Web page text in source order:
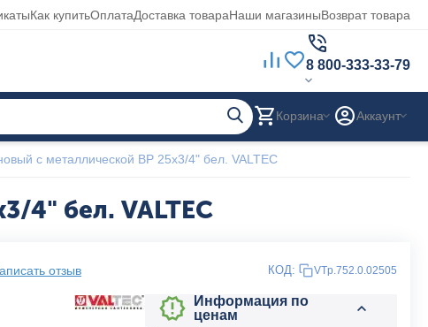
Как купитьОплатаДоставка товараНаши магазиныВозврат товара
8 800-333-33-79
Корзина Аккаунт
с металлической ВР 25x3/4" бел. VALTEC
4" бел. VALTEC
отзыв КОД: VTp.752.0.02505
Информация по
ценам